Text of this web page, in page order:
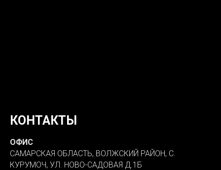
КОНТАКТЫ
ОФИС
САМАРСКАЯ ОБЛАСТЬ, ВОЛЖСКИЙ РАЙОН, С.
КУРУМОЧ, УЛ. НОВО-САДОВАЯ Д.1Б